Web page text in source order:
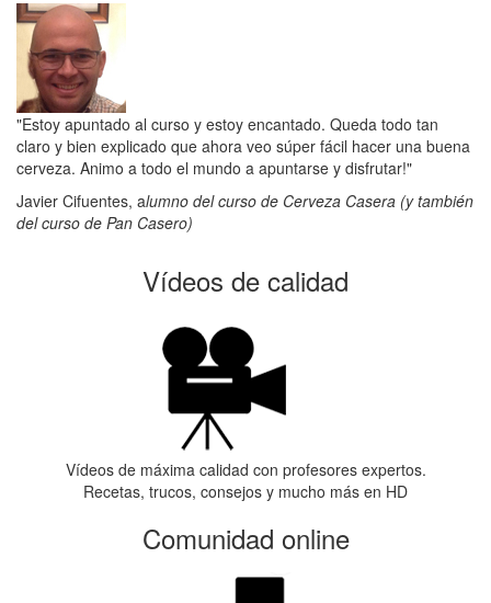
"Estoy apuntado al curso y estoy encantado. Queda todo tan
claro y bien explicado que ahora veo súper fácil hacer una buena
cerveza. Animo a todo el mundo a apuntarse y disfrutar!"
Javier Cifuentes, alumno del curso de Cerveza Casera (y también
del curso de Pan Casero)
Vídeos de calidad
Vídeos de máxima calidad con profesores expertos.
Recetas, trucos, consejos y mucho más en HD
Comunidad online